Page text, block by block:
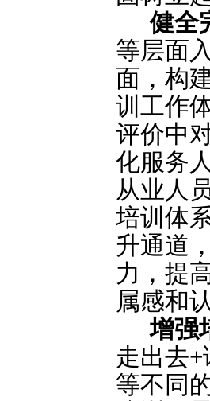
健全
等层面
面，构
训工作
评价中
化服务
从业人
培训体
升通道
力，提
属感和
增强
走出去+
等不同